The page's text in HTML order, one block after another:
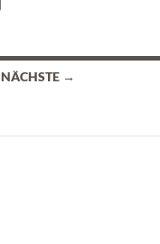
NÄCHSTE →